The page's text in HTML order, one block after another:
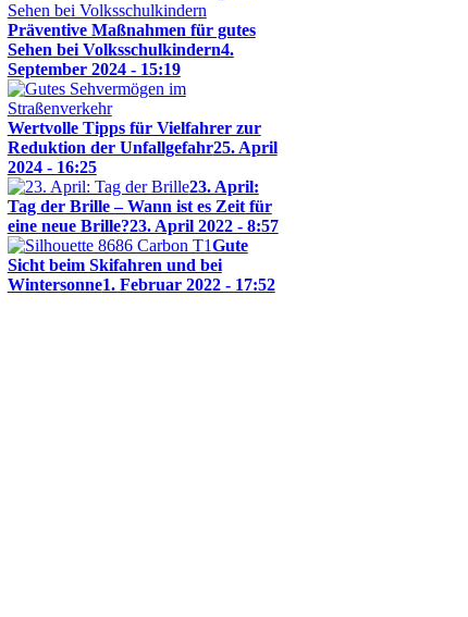
Präventive Maßnahmen für gutes
Sehen bei Volksschulkindern4.
September 2024 - 15:19
Wertvolle Tipps für Vielfahrer zur
Reduktion der Unfallgefahr25. April
2024 - 16:25
23. April:
Tag der Brille – Wann ist es Zeit für
eine neue Brille?23. April 2022 - 8:57
Gute
Sicht beim Skifahren und bei
Wintersonne1. Februar 2022 - 17:52